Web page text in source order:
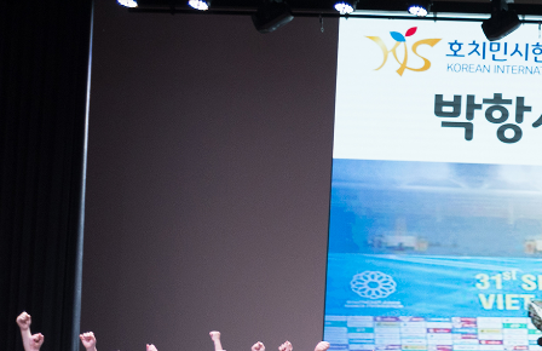
학교장인사말
학생회장인사말
학교상징
학교 CI
교직원현황
학생현황
위치/전화
전경사진